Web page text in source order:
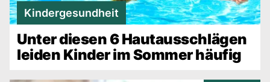
Kindergesundheit
Unter diesen 6 Hautausschlägen
leiden Kinder im Sommer häufig